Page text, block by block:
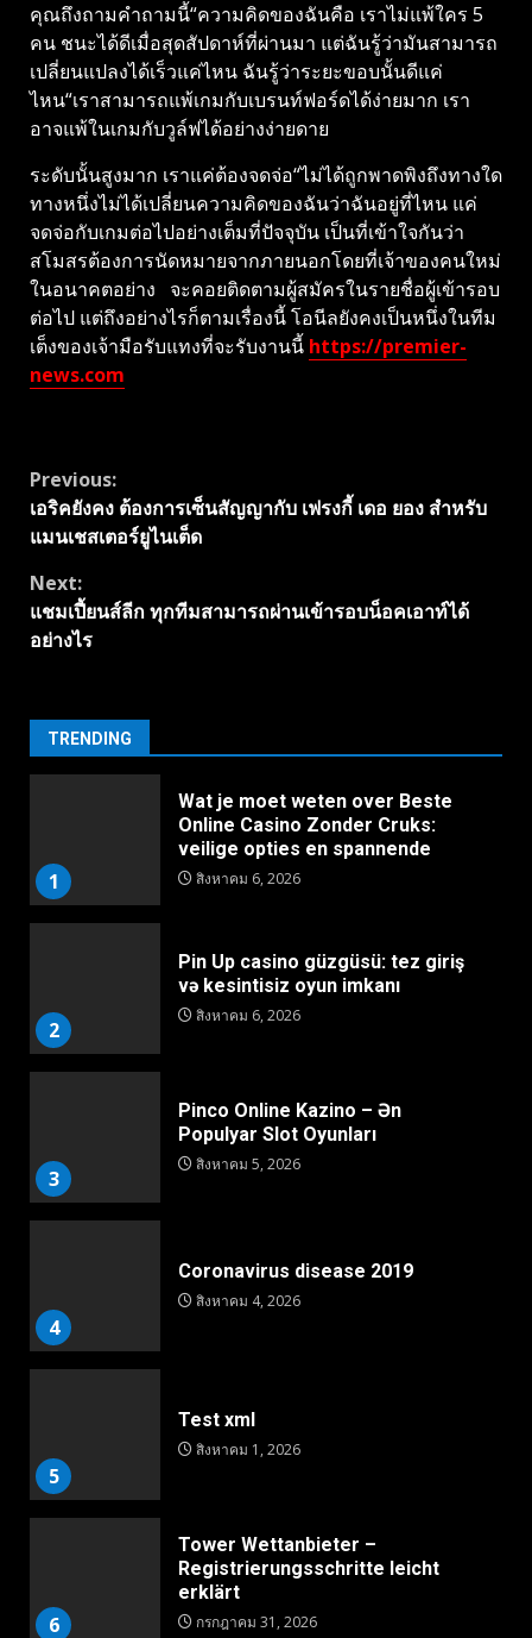
คุณถึงถามคำถามนี้“ความคิดของฉันคือ เราไม่แพ้ใคร 5
คน ชนะได้ดีเมื่อสุดสัปดาห์ที่ผ่านมา แต่ฉันรู้ว่ามันสามารถ
เปลี่ยนแปลงได้เร็วแค่ไหน ฉันรู้ว่าระยะขอบนั้นดีแค่
ไหน“เราสามารถแพ้เกมกับเบรนท์ฟอร์ดได้ง่ายมาก เรา
อาจแพ้ในเกมกับวูล์ฟได้อย่างง่ายดาย
ระดับนั้นสูงมาก เราแค่ต้องจดจ่อ“ไม่ได้ถูกพาดพิงถึงทางใด
ทางหนึ่งไม่ได้เปลี่ยนความคิดของฉันว่าฉันอยู่ที่ไหน แค่
จดจ่อกับเกมต่อไปอย่างเต็มที่ปัจจุบัน เป็นที่เข้าใจกันว่า
สโมสรต้องการนัดหมายจากภายนอกโดยที่เจ้าของคนใหม่
ในอนาคตอย่าง จะคอยติดตามผู้สมัครในรายชื่อผู้เข้ารอบ
ต่อไป แต่ถึงอย่างไรก็ตามเรื่องนี้ โอนีลยังคงเป็นหนึ่งในทีม
เต็งของเจ้ามือรับแทงที่จะรับงานนี้ https://premier-
news.com
Continue
Reading
Previous:
เอริคยังคง ต้องการเซ็นสัญญากับ เฟรงกี้ เดอ ยอง สำหรับ
แมนเชสเตอร์ยูไนเต็ด
Next:
แชมเปี้ยนส์ลีก ทุกทีมสามารถผ่านเข้ารอบน็อคเอาท์ได้
อย่างไร
TRENDING
1
Wat je moet weten over Beste
Online Casino Zonder Cruks:
veilige opties en spannende
สิงหาคม 6, 2026
2
Pin Up casino güzgüsü: tez giriş
və kesintisiz oyun imkanı
สิงหาคม 6, 2026
3
Pinco Online Kazino – Ən
Populyar Slot Oyunları
สิงหาคม 5, 2026
4
Coronavirus disease 2019
สิงหาคม 4, 2026
5
Test xml
สิงหาคม 1, 2026
6
Tower Wettanbieter –
Registrierungsschritte leicht
erklärt
กรกฎาคม 31, 2026